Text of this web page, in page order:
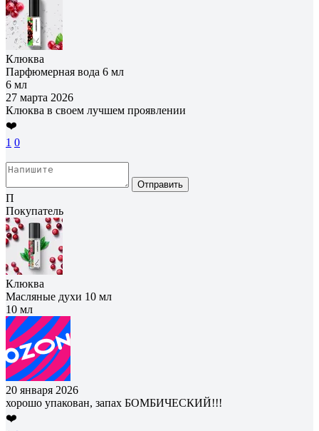
Клюква
Парфюмерная вода 6 мл
6 мл
27 марта 2026
Клюква в своем лучшем проявлении
❤️
1 0
Отправить
П
Покупатель
Клюква
Масляные духи 10 мл
10 мл
20 января 2026
хорошо упакован, запах БОМБИЧЕСКИЙ!!!
❤️